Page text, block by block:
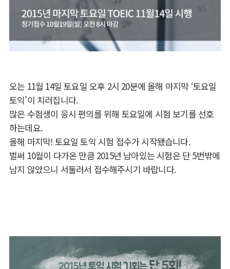
오는 11월 14일 토요일 오후 2시 20분에 올해 마지막 ‘토요일
토익’이 치러집니다.
많은 수험생이 응시 편의를 위해 토요일에 시험 보기를 선호
하는데요.
올해 마지막! 토요일 토익 시험 접수가 시작됐습니다.
벌써 10월이 다가온 만큼 2015년 남아있는 시험은 단 5번밖에
남지 않았으니 서둘러서 접수해주시기 바랍니다.